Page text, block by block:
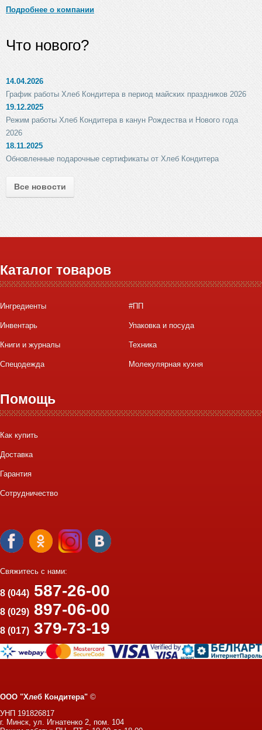
Подробнее о компании
Что нового?
14.04.2026
График работы Хлеб Кондитера в период майских праздников 2026
19.12.2025
Режим работы Хлеб Кондитера в канун Рождества и Нового года
2026
18.11.2025
Обновленные подарочные сертификаты от Хлеб Кондитера
Все новости
Каталог товаров
Ингредиенты #ПП
Инвентарь Упаковка и посуда
Книги и журналы Техника
Спецодежда Молекулярная кухня
Помощь
Как купить
Доставка
Гарантия
Сотрудничество
Свяжитесь с нами:
8 (044) 587-26-00
8 (029) 897-06-00
8 (017) 379-73-19
ООО "Хлеб Кондитера" ©
УНП 191826817
г. Минск, ул. Игнатенко 2, пом. 104